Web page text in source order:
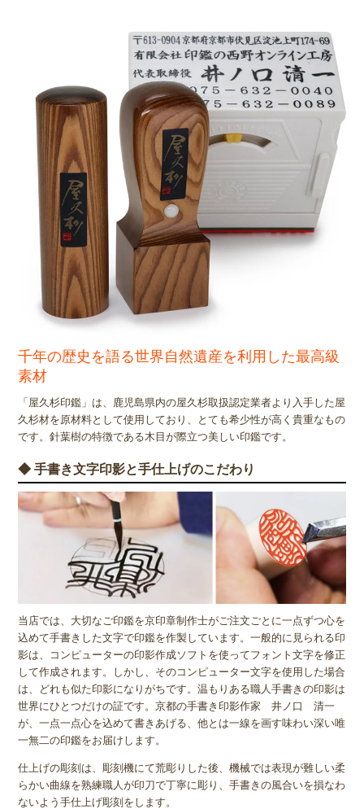
千年の歴史を語る世界自然遺産を利用した最高級
素材
「屋久杉印鑑」は、鹿児島県内の屋久杉取扱認定業者より入手した屋
久杉材を原材料として使用しており、とても希少性が高く貴重なもの
です。針葉樹の特徴である木目が際立つ美しい印鑑です。
◆ 手書き文字印影と手仕上げのこだわり
当店では、大切なご印鑑を京印章制作士がご注文ごとに一点ずつ心を
込めて手書きした文字で印鑑を作製しています。一般的に見られる印
影は、コンピューターの印影作成ソフトを使ってフォント文字を修正
して作成されます。しかし、そのコンピューター文字を使用した場合
は、どれも似た印影になりがちです。温もりある職人手書きの印影は
世界にひとつだけの証です。京都の手書き印影作家 井ノ口 清一
が、一点一点心を込めて書きあげる、他とは一線を画す味わい深い唯
一無二の印鑑をお届けします。
仕上げの彫刻は、彫刻機にて荒彫りした後、機械では表現が難しい柔
らかい曲線を熟練職人が印刀で丁寧に彫り、手書きの風合いを損なわ
ないよう手仕上げ彫刻をします。